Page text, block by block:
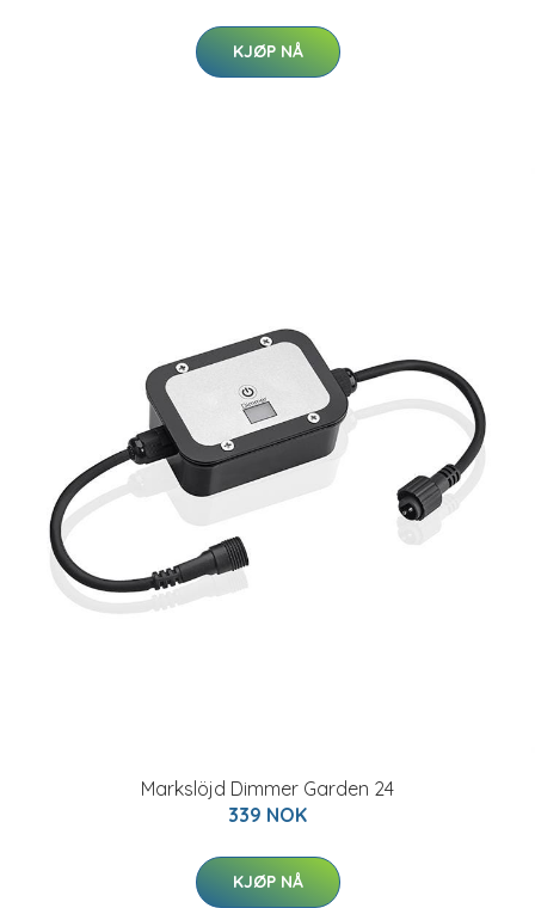
KJØP NÅ
Markslöjd Dimmer Garden 24
339 NOK
KJØP NÅ